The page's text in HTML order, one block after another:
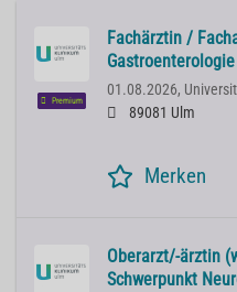
Premium
Fachärztin /
01.08.2026,
89081 Ulm
Merken
Oberarzt/-ärztin
Schwerpunkt